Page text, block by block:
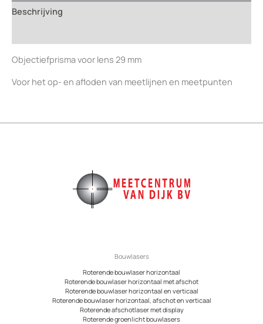
Beschrijving
Objectiefprisma voor lens 29 mm
Voor het op- en afloden van meetlijnen en meetpunten
Bouwlasers
Roterende bouwlaser horizontaal
Roterende bouwlaser horizontaal met afschot
Roterende bouwlaser horizontaal en verticaal
Roterende bouwlaser horizontaal, afschot en verticaal
Roterende afschotlaser met display
Roterende groenlicht bouwlasers